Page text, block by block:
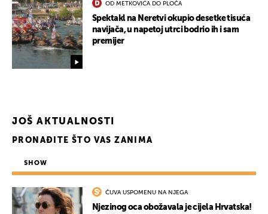
OD METKOVIĆA DO PLOČA
Spektakl na Neretvi okupio desetke tisuća
navijača, u napetoj utrci bodrio ih i sam
premijer
JOŠ AKTUALNOSTI
PRONAĐITE ŠTO VAS ZANIMA
SHOW
ČUVA USPOMENU NA NJEGA
Njezinog oca obožavala je cijela Hrvatska!